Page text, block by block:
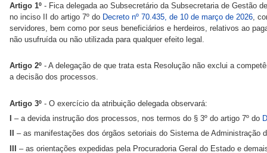
Artigo 1º - Fica delegada ao Subsecretário da Subsecretaria de Gestão
no inciso II do artigo 7º do Decreto nº 70.435, de 10 de março de 2026 ,
servidores, bem como por seus beneficiários e herdeiros, relativos ao
não usufruída ou não utilizada para qualquer efeito legal.
Artigo 2º - A delegação de que trata esta Resolução não exclui a
a decisão dos processos.
Artigo 3º - O exercício da atribuição delegada observará:
– a devida instrução dos processos, nos termos do § 3º do artigo 7º do
– as manifestações dos órgãos setoriais do Sistema de
– as orientações expedidas pela Procuradoria Geral do Estado e